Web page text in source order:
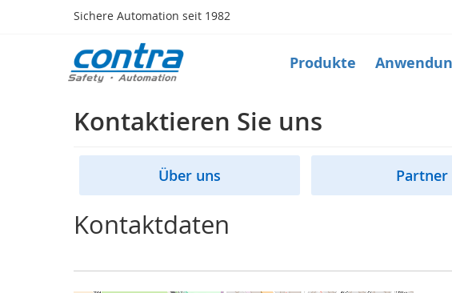
Sichere Automation seit 1982
Direkt
Inhalt
Produkte
Safety
Sensorik
(Matte,
Verriegelung,RFID)
Optische
Produkte
Kontaktieren Sie uns
Über uns Partner
Kontaktdaten